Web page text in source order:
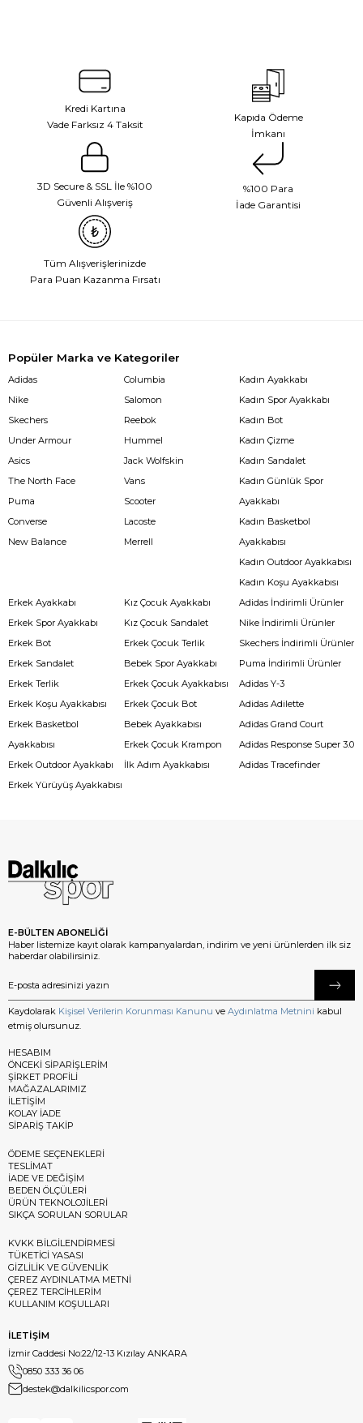
Kredi Kartına
Vade Farksız 4 Taksit
Kapıda Ödeme
İmkanı
3D Secure & SSL İle %100
Güvenli Alışveriş
%100 Para
İade Garantisi
Tüm Alışverişlerinizde
Para Puan Kazanma Fırsatı
Popüler Marka ve Kategoriler
Adidas
Nike
Skechers
Under Armour
Asics
The North Face
Puma
Converse
New Balance
Columbia
Salomon
Reebok
Hummel
Jack Wolfskin
Vans
Scooter
Lacoste
Merrell
Kadın Ayakkabı
Kadın Spor Ayakkabı
Kadın Bot
Kadın Çizme
Kadın Sandalet
Kadın Günlük Spor
Ayakkabı
Kadın Basketbol
Ayakkabısı
Kadın Outdoor Ayakkabısı
Kadın Koşu Ayakkabısı
Erkek Ayakkabı
Erkek Spor Ayakkabı
Erkek Bot
Erkek Sandalet
Erkek Terlik
Erkek Koşu Ayakkabısı
Erkek Basketbol
Ayakkabısı
Erkek Outdoor Ayakkabı
Erkek Yürüyüş Ayakkabısı
Kız Çocuk Ayakkabı
Kız Çocuk Sandalet
Erkek Çocuk Terlik
Bebek Spor Ayakkabı
Erkek Çocuk Ayakkabısı
Erkek Çocuk Bot
Bebek Ayakkabısı
Erkek Çocuk Krampon
İlk Adım Ayakkabısı
Adidas İndirimli Ürünler
Nike İndirimli Ürünler
Skechers İndirimli Ürünler
Puma İndirimli Ürünler
Adidas Y-3
Adidas Adilette
Adidas Grand Court
Adidas Response Super 3.0
Adidas Tracefinder
E-BÜLTEN ABONELİĞİ
Haber listemize kayıt olarak kampanyalardan, indirim ve yeni ürünlerden ilk siz
haberdar olabilirsiniz.
Kaydolarak Kişisel Verilerin Korunması Kanunu ve Aydınlatma Metnini kabul
etmiş olursunuz.
HESABIM
ÖNCEKİ SİPARİŞLERİM
ŞİRKET PROFİLİ
MAĞAZALARIMIZ
İLETİŞİM
KOLAY İADE
SİPARİŞ TAKİP
ÖDEME SEÇENEKLERİ
TESLİMAT
İADE VE DEĞİŞİM
BEDEN ÖLÇÜLERİ
ÜRÜN TEKNOLOJİLERİ
SIKÇA SORULAN SORULAR
KVKK BİLGİLENDİRMESİ
TÜKETİCİ YASASI
GİZLİLİK VE GÜVENLİK
ÇEREZ AYDINLATMA METNİ
ÇEREZ TERCİHLERİM
KULLANIM KOŞULLARI
İLETİŞİM
İzmir Caddesi No:22/12-13 Kızılay ANKARA
0850 333 36 06
destek@dalkilicspor.com